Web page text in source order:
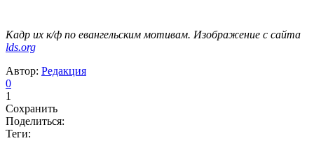
Кадр их к/ф по евангельским мотивам. Изображение с сайта
lds.org
Автор: Редакция
0
1
Сохранить
Поделиться:
Теги: